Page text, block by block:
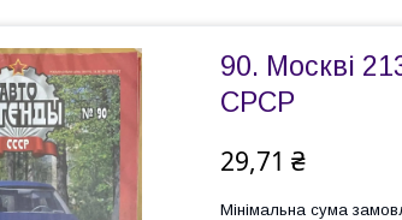
90. Москві
СРСР
29,71 ₴
Мінімальна сума